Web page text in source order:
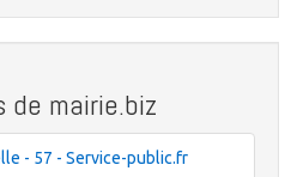
de mairie.biz
- 57 - Service-public.fr